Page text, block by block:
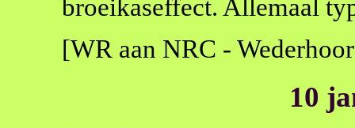
broeikaseffect. Allemaal
[WR aan NRC -
10